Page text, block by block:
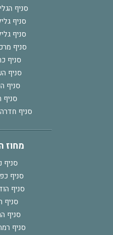
סניף
סניף
סניף
סניף
סניף
סניף
סניף
סניף
סניף
מחוז
סניף
סניף
סניף
סניף
סניף
סניף